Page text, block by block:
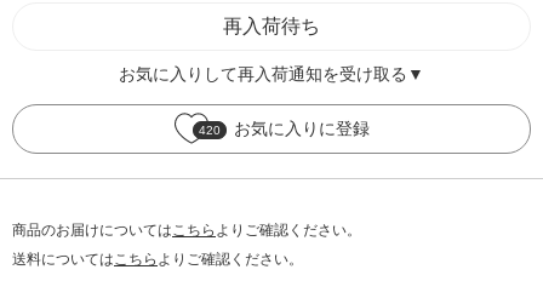
再入荷待ち
お気に入りして再入荷通知を受け取る▼
420 お気に入りに登録
商品のお届けについては こちら よりご確認ください。
送料については こちら よりご確認ください。